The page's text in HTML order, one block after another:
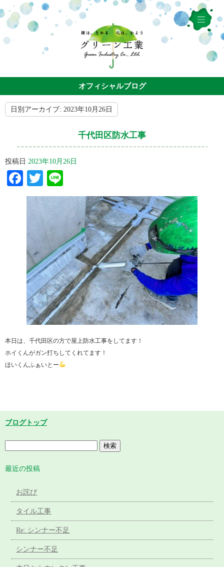
オフィシャルブログ
日別アーカイブ: 2023年10月26日
千代田区防水工事
投稿日 2023年10月26日
Facebook
Twitter
本日は、千代田区の方で屋上防水工事をしてます！
ホイくんがガン打ちしてくれてます！
ほいくんふぁいとー
ブログトップ
最近の投稿
お詫び
タイル工事
Re: シンナー不足
シンナー不足